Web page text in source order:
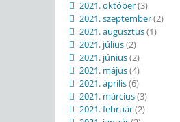
2021. október(3)
2021. szeptember(2)
2021. augusztus(1)
2021. július(2)
2021. június(2)
2021. május(4)
2021. április(6)
2021. március(3)
2021. február(2)